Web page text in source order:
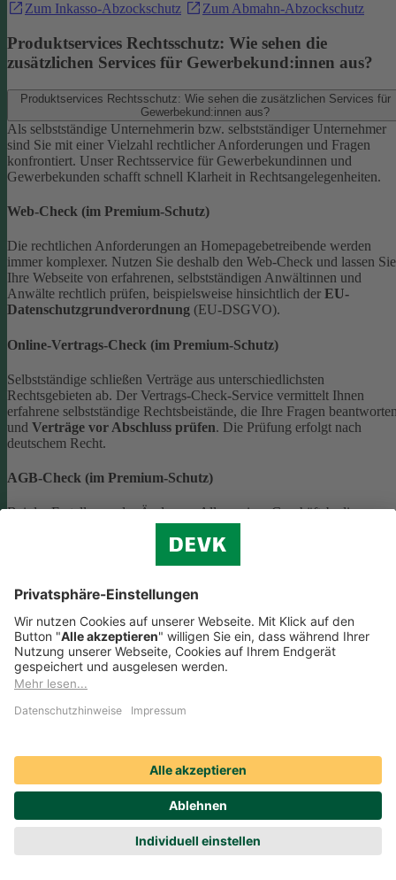
Zum Inkasso-Abzockschutz
Zum Abmahn-Abzockschutz
Produktservices Rechtsschutz: Wie sehen die
zusätzlichen Services für Gewerbekund:innen aus?
Produktservices Rechtsschutz: Wie sehen die zusätzlichen Services für
Gewerbekund:innen aus?
Als selbstständige Unternehmerin bzw. selbstständiger Unternehmer
sind Sie mit einer Vielzahl rechtlicher Anforderungen und Fragen
konfrontiert. Unser Rechtsservice für Gewerbekundinnen und
Gewerbekunden schafft schnell Klarheit in Rechtsangelegenheiten.
Web-Check (im Premium-Schutz)
Die rechtlichen Anforderungen an Homepagebetreibende werden
immer komplexer. Nutzen Sie deshalb den Web-Check und lassen Sie
Ihre Webseite von erfahrenen, selbstständigen Anwältinnen und
Anwälte rechtlich prüfen, beispielsweise hinsichtlich der EU-
Datenschutzgrundverordnung (EU-DSGVO).
Online-Vertrags-Check (im Premium-Schutz)
Selbstständige schließen Verträge aus unterschiedlichsten
Rechtsgebieten ab. Der Vertrags-Check-Service vermittelt Ihnen
erfahrene selbstständige Rechtsbeistände, die Ihre Fragen
und Verträge vor Abschluss prüfen. Die Prüfung erfolgt nach
deutschem Recht.
AGB-Check (im Premium-Schutz)
Bei der Erstellung oder Änderung Allgemeiner
(AGB) ist eine Vielzahl rechtlicher Vorschriften zu beachten. Wir
helfen Ihnen dabei und vermitteln Ihnen versierte selbstständige
Online-Portal der DAHAG Rechtsservices AG angeboten.
Beratungs-Rechtsschutz bei Unternehmensnachfolge
Wenn Sie Ihre Firma an eine Nachfolgerin oder einen Nachfolger
kompetente, selbstständige Rechtsanwältinnen und Rechtsanwälte,
Rechtsschutz an:0221 757-1996.
Produktservices Krankenversicherung: Welche
Vorteile bietet mir die Krankenversicherungs-App der
DEVK?